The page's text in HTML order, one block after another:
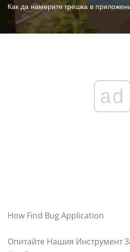
Как да намерите грешка в
ad
How Find Bug Application
Опитайте Нашия Инструмент